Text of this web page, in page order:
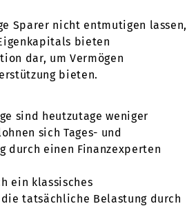
Sparer nicht entmutigen lassen,
bieten
dar, um Vermögen
bieten.
sind heutzutage weniger
sich Tages- und
durch einen Finanzexperten
ein klassisches
tatsächliche Belastung durch